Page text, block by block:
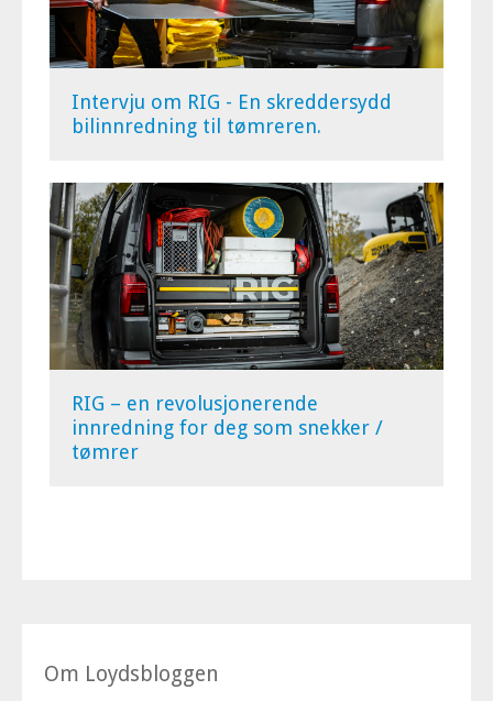
Intervju om RIG - En skreddersydd
bilinnredning til tømreren.
RIG – en revolusjonerende
innredning for deg som snekker /
tømrer
Om Loydsbloggen